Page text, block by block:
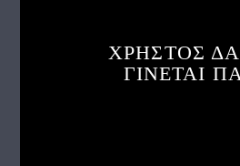
ΧΡΗΣΤΟΣ
ΓΙΝΕΤΑΙ